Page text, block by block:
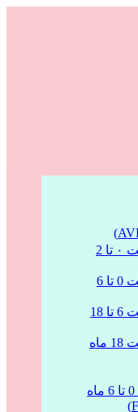
پستانک اونت ۰ تا 2
پستانک اونت 0 تا 6
پستانک اونت 6 تا 18
پستانک اونت 18 ماه